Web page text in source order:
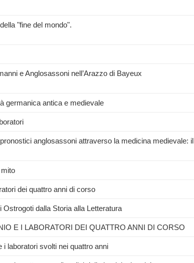
"fine del mondo".
e Anglosassoni nell’Arazzo di Bayeux
germanica antica e medievale
anglosassoni attraverso la medicina medievale: il
dei quattro anni di corso
dalla Storia alla Letteratura
E I LABORATORI DEI QUATTRO ANNI DI CORSO
laboratori svolti nei quattro anni